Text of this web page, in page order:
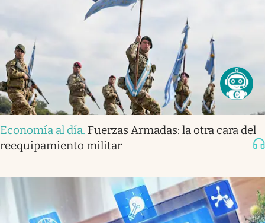
Economía al día. Fuerzas Armadas: la otra cara del
reequipamiento militar